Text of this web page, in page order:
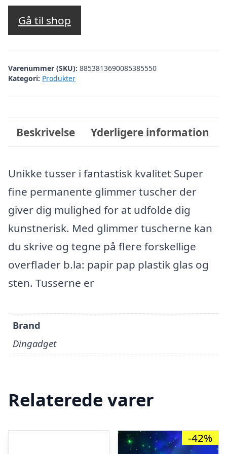
oprindelige
pris
var:
kr. 129,00.kr. 89,00.
Gå til shop
Varenummer (SKU): 8853813690085385550
Kategori: Produkter
Beskrivelse Yderligere information
Unikke tusser i fantastisk kvalitet Super
fine permanente glimmer tuscher der
giver dig mulighed for at udfolde dig
kunstnerisk. Med glimmer tuscherne kan
du skrive og tegne på flere forskellige
overflader b.la: papir pap plastik glas og
sten. Tusserne er
Brand
Dingadget
Relaterede varer
-42%